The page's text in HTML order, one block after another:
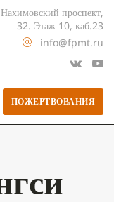
проспект,
32. Этаж 10, каб.23
info@fpmt.ru
ПОЖЕРТВОВАНИЯ